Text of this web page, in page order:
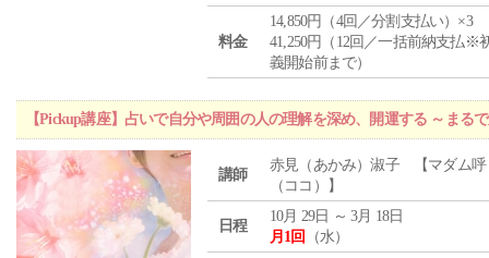
料金
14,850円（4回／分割支払い）×3
41,250円（12回／一括前納支払※
義開始前まで）
【Pickup講座】占いで自分や周囲の人の理解を深め、開運する ～まる
講師
赤見（あかみ）淑子 【マダム呼
（ココ）】
日程
10月 29日 ～ 3月 18日
月1回
（水）